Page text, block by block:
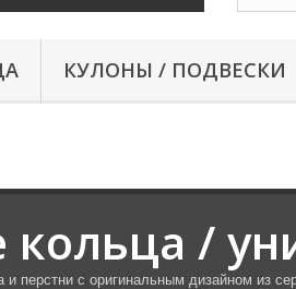
КУЛОНЫ / ПОДВЕСКИ
/
перстни с оригинальным дизайном из